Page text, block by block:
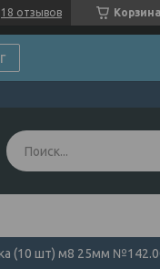
Корзина
18 отзывов